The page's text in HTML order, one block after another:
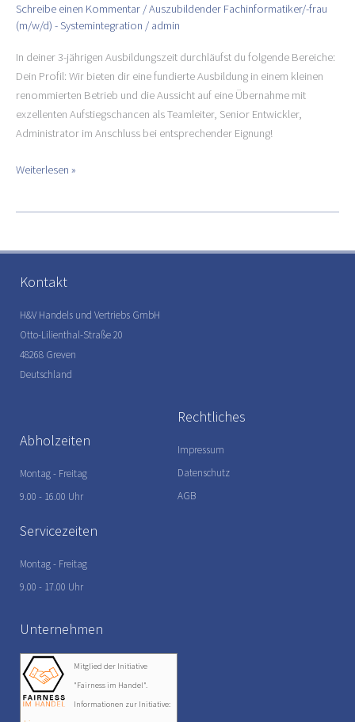
Schreibe einen Kommentar /Auszubildender Fachinformatiker/-frau
(m/w/d) - Systemintegration / admin
In deiner 3-jährigen Ausbildungszeit durchläufst du folgende Bereiche:
Dein Profil: Wir bieten dir eine fundierte Ausbildung in einem kleinen
renommierten Betrieb und die Aussicht auf eine Übernahme mit
exzellenten Aufstiegschancen als Teamleiter, Senior Entwickler,
Administrator im Anschluss bei entsprechender Eignung!
–
Systemintegration
Weiterlesen »
Kontakt
H&V Handels und Vertriebs GmbH
Otto-Lilienthal-Straße 20
48268 Greven
Deutschland
Abholzeiten
Montag - Freitag
9.00 - 16.00 Uhr
Servicezeiten
Montag - Freitag
9.00 - 17.00 Uhr
Rechtliches
Impressum
Datenschutz
AGB
Unternehmen
Mitglied der Initiative
"Fairness im Handel".
Informationen zur Initiative: